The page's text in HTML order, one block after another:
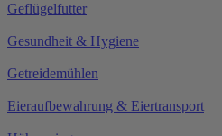
Geflügelfutter
Gesundheit & Hygiene
Getreidemühlen
Eieraufbewahrung & Eiertransport